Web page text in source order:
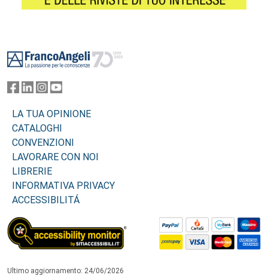
LA TUA OPINIONE
CATALOGHI
CONVENZIONI
LAVORARE CON NOI
LIBRERIE
INFORMATIVA PRIVACY
ACCESSIBILITÁ
Ultimo aggiornamento: 24/06/2026